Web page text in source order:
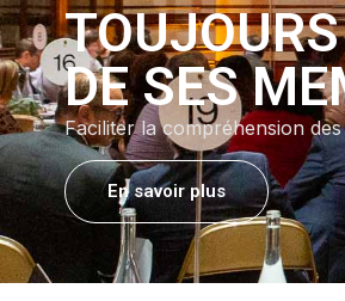
DE SES
Faciliter la compréhension
En savoir plus